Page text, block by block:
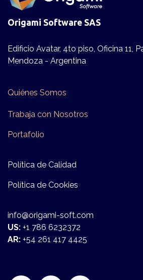
Origami Software SAS
Edificio Avatar, 4to piso, Oficina 11,
Mendoza - Argentina
Política de Calidad
Política de Cookies
Quiénes Somos
Trabaja con Nosotros
Po​​rta​folio
info@origami-soft.com
US: +1 786 6232372
AR: +54 261 417 4425